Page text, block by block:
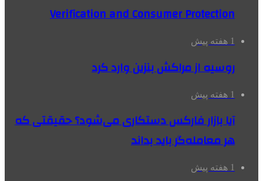
Verification and Consumer Protection
1 هفته پیش
روسیه از مراکش بنزین وارد کرد
1 هفته پیش
آیا بازار فارکس دستکاری می‌شود؟ حقیقتی که
هر معامله‌گر باید بداند
1 هفته پیش